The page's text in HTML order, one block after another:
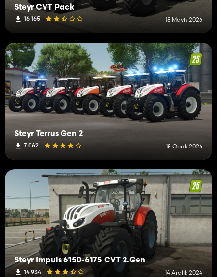
Steyr CVT Pack
16 165 18 Mayıs 2026
Steyr Terrus Gen 2
7 062 15 Ocak 2026
Steyr Impuls 6150-6175 CVT 2.Gen
14 934 14 Aralık 2024